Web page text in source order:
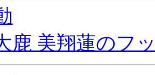
鹿 美翔蓮のフ